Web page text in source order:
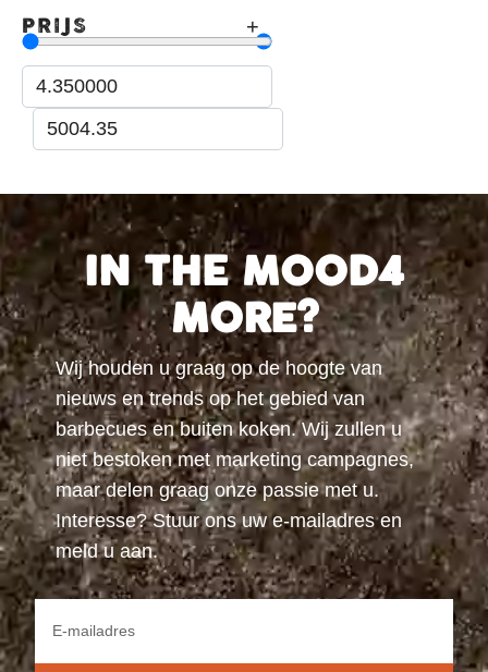
PRIJS
IN THE MOOD4
MORE?
Wij houden u graag op de hoogte van
nieuws en trends op het gebied van
barbecues en buiten koken. Wij zullen u
niet bestoken met marketing campagnes,
maar delen graag onze passie met u.
Interesse? Stuur ons uw e-mailadres en
meld u aan.